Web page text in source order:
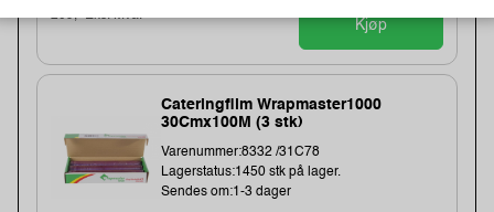
209,- Eks. Mva.
Kjøp
Cateringfilm Wrapmaster1000
30Cmx100M (3 stk)
Varenummer:8332 /31C78
Lagerstatus:1450 stk på lager.
Sendes om:1-3 dager